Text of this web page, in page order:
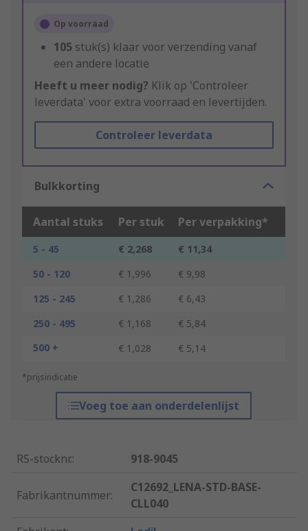
Op voorraad
105 stuk(s) klaar voor verzending vanaf
een andere locatie
Heeft u meer nodig? Klik op 'Controleer
leverdata' voor extra voorraad en levertijden.
Controleer leverdata
Bulkkorting
Aantal stuks Per stuk Per verpakking*
5 - 45 € 2,268
€ 11,34
50 - 120
€ 1,996
€ 9,98
125 - 245
€ 1,286
€ 6,43
250 - 495
€ 1,168
€ 5,84
500 +
€ 1,028 € 5,14
*prijsindicatie
Voeg toe aan onderdelenlijst
RS-stocknr.: 918-9045
Fabrikantnummer:
C12692_LENA-STD-BASE-
CLL040